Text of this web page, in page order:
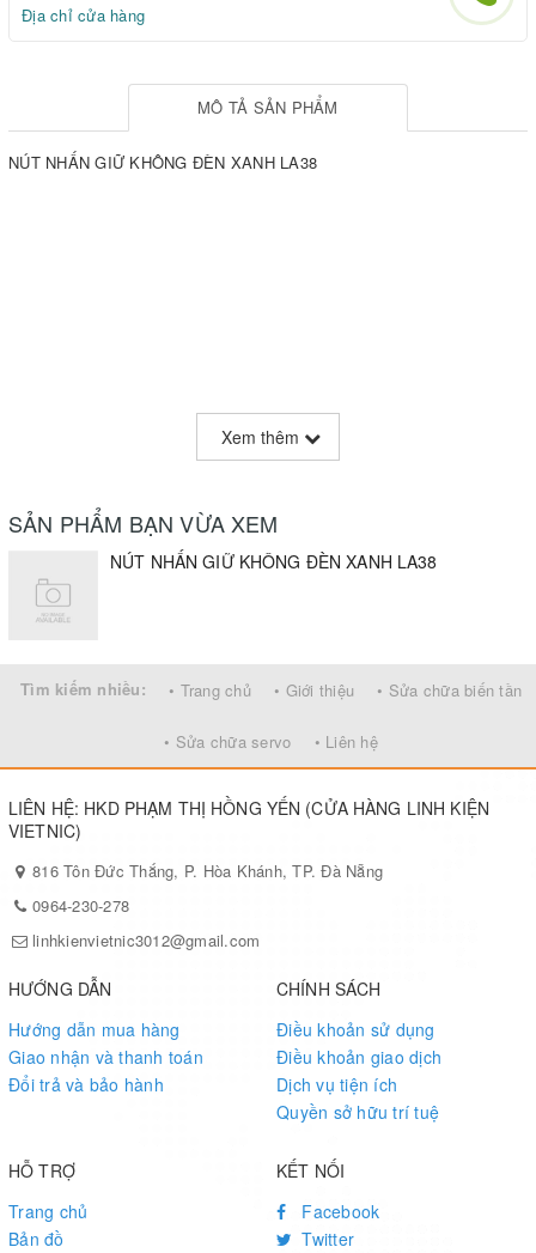
Địa chỉ cửa hàng
MÔ TẢ SẢN PHẨM
NÚT NHẤN GIỮ KHÔNG ĐÈN XANH LA38
Xem thêm
SẢN PHẨM BẠN VỪA XEM
NÚT NHẤN GIỮ KHÔNG ĐÈN XANH LA38
Tìm kiếm nhiều: • Trang chủ • Giới thiệu • Sửa chữa biến tần
• Sửa chữa servo • Liên hệ
LIÊN HỆ: HKD PHẠM THỊ HỒNG YẾN (CỬA HÀNG LINH KIỆN
VIETNIC)
816 Tôn Đức Thắng, P. Hòa Khánh, TP. Đà Nẵng
0964-230-278
linhkienvietnic3012@gmail.com
HƯỚNG DẪN
Hướng dẫn mua hàng
Giao nhận và thanh toán
Đổi trả và bảo hành
CHÍNH SÁCH
Điều khoản sử dụng
Điều khoản giao dịch
Dịch vụ tiện ích
Quyền sở hữu trí tuệ
HỖ TRỢ
Trang chủ
Bản đồ
KẾT NỐI
Facebook
Twitter